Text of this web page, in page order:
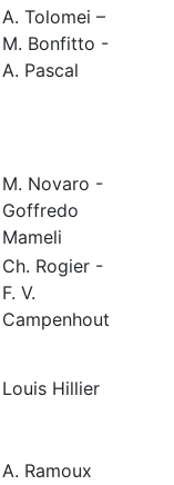
A. Tolomei –
M. Bonfitto -
A. Pascal
M. Novaro -
Goffredo
Mameli
Ch. Rogier -
F. V.
Campenhout
Louis Hillier
A. Ramoux